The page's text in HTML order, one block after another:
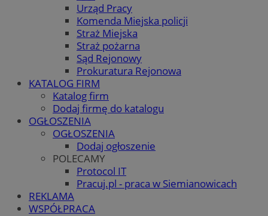
Urząd Pracy
Komenda Miejska policji
Straż Miejska
Straż pożarna
Sąd Rejonowy
Prokuratura Rejonowa
KATALOG FIRM
Katalog firm
Dodaj firmę do katalogu
OGŁOSZENIA
OGŁOSZENIA
Dodaj ogłoszenie
POLECAMY
Protocol IT
Pracuj.pl - praca w Siemianowicach
REKLAMA
WSPÓŁPRACA